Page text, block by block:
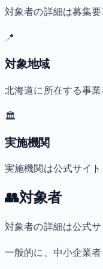
対象者の詳細は募集
📍
対象地域
北海道に所在する事
🏛️
実施機関
実施機関は公式サイ
👥対象者
対象者の詳細は公式
一般的に、中小企業